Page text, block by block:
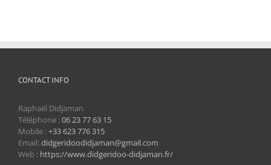
CONTACT INFO
Raphaël Didjaman
Téléphone :06 23 77 63 15
Mobile :+33 623 776 315
Email:didgeridoodidjaman@gmail.com
Web : https://www.didgeridoo-didjaman.fr/